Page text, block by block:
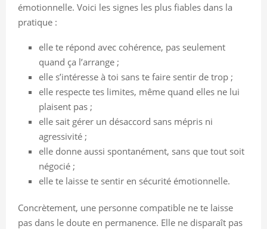
émotionnelle. Voici les signes les plus fiables dans la
pratique :
elle te répond avec cohérence, pas seulement
quand ça l’arrange ;
elle s’intéresse à toi sans te faire sentir de trop ;
elle respecte tes limites, même quand elles ne lui
plaisent pas ;
elle sait gérer un désaccord sans mépris ni
agressivité ;
elle donne aussi spontanément, sans que tout soit
négocié ;
elle te laisse te sentir en sécurité émotionnelle.
Concrètement, une personne compatible ne te laisse
pas dans le doute en permanence. Elle ne disparaît pas